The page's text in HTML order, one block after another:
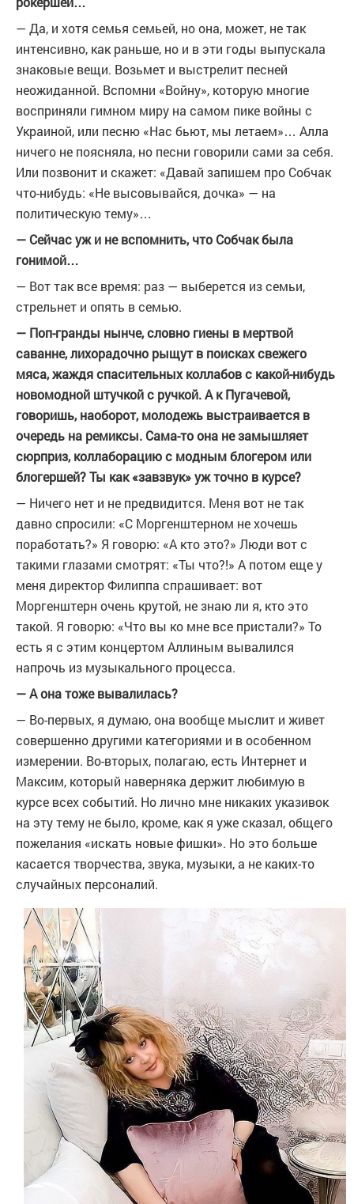
— Да, и хотя семья семьей, но она, может, не так
интенсивно, как раньше, но и в эти годы выпускала
знаковые вещи. Возьмет и выстрелит песней
неожиданной. Вспомни «Войну», которую многие
восприняли гимном миру на самом пике войны с
Украиной, или песню «Нас бьют, мы летаем»… Алла
ничего не поясняла, но песни говорили сами за себя.
Или позвонит и скажет: «Давай запишем про Собчак
что-нибудь: «Не высовывайся, дочка» — на
политическую тему»…
— Сейчас уж и не вспомнить, что Собчак была
гонимой…
— Вот так все время: раз — выберется из семьи,
стрельнет и опять в семью.
— Поп-гранды нынче, словно гиены в мертвой
саванне, лихорадочно рыщут в поисках свежего
мяса, жаждя спасительных коллабов с какой-нибудь
новомодной штучкой с ручкой. А к Пугачевой,
говоришь, наоборот, молодежь выстраивается в
очередь на ремиксы. Сама-то она не замышляет
сюрприз, коллаборацию с модным блогером или
блогершей? Ты как «завзвук» уж точно в курсе?
— Ничего нет и не предвидится. Меня вот не так
давно спросили: «С Моргенштерном не хочешь
поработать?» Я говорю: «А кто это?» Люди вот с
такими глазами смотрят: «Ты что?!» А потом еще у
меня директор Филиппа спрашивает: вот
Моргенштерн очень крутой, не знаю ли я, кто это
такой. Я говорю: «Что вы ко мне все пристали?» То
есть я с этим концертом Аллиным вывалился
напрочь из музыкального процесса.
— А она тоже вывалилась?
— Во-первых, я думаю, она вообще мыслит и живет
совершенно другими категориями и в особенном
измерении. Во-вторых, полагаю, есть Интернет и
Максим, который наверняка держит любимую в
курсе всех событий. Но лично мне никаких указивок
на эту тему не было, кроме, как я уже сказал, общего
пожелания «искать новые фишки». Но это больше
касается творчества, звука, музыки, а не каких-то
случайных персоналий.